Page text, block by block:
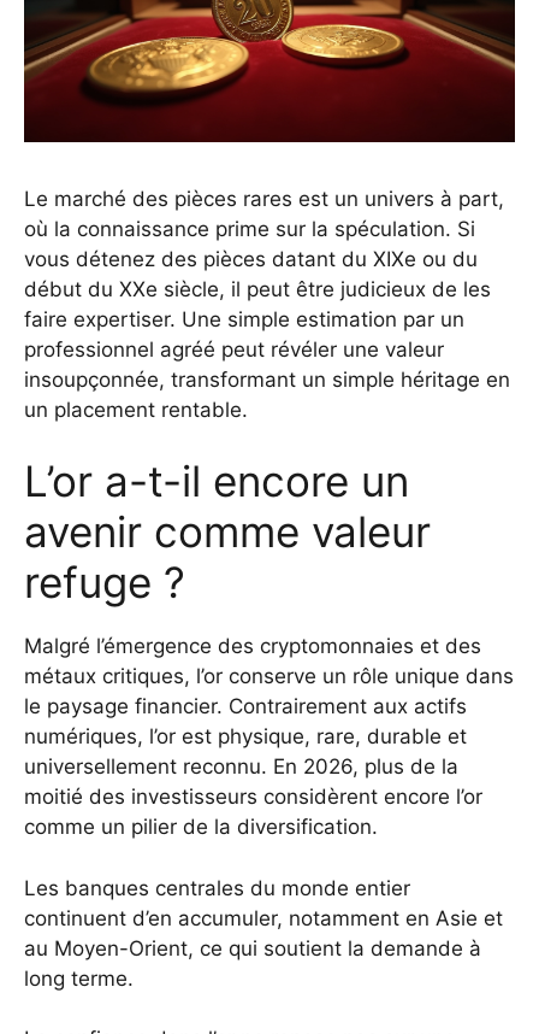
Le marché des pièces rares est un univers à part,
où la connaissance prime sur la spéculation. Si
vous détenez des pièces datant du XIXe ou du
début du XXe siècle, il peut être judicieux de les
faire expertiser. Une simple estimation par un
professionnel agréé peut révéler une valeur
insoupçonnée, transformant un simple héritage en
un placement rentable.
L’or a-t-il encore un
avenir comme valeur
refuge ?
Malgré l’émergence des cryptomonnaies et des
métaux critiques, l’or conserve un rôle unique dans
le paysage financier. Contrairement aux actifs
numériques, l’or est physique, rare, durable et
universellement reconnu. En 2026, plus de la
moitié des investisseurs considèrent encore l’or
comme un pilier de la diversification.
Les banques centrales du monde entier
continuent d’en accumuler, notamment en Asie et
au Moyen-Orient, ce qui soutient la demande à
long terme.